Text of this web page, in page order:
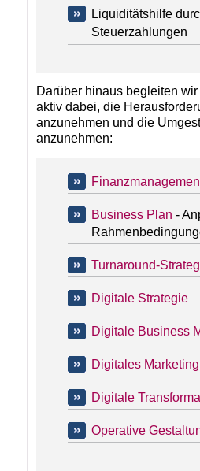
Liquiditätshilfe
Steuerzahlungen
Darüber hinaus begleiten
aktiv dabei, die
anzunehmen und die
anzunehmen:
Business Plan -
Turnaround-
Digitale Strategie
Digitale Business
Digitales Marketing
Digitale
Operative